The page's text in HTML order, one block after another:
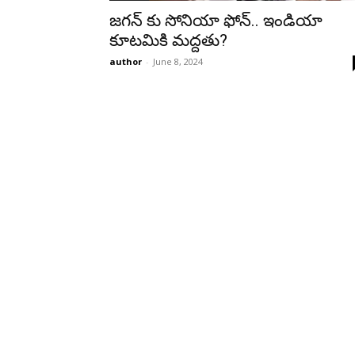
జగన్ కు సోనియా ఫోన్.. ఇండియా
కూటమికి మద్దతు?
author - June 8, 2024